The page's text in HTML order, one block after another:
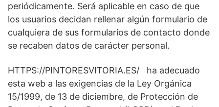
periódicamente. Será aplicable en caso de que
los usuarios decidan rellenar algún formulario de
cualquiera de sus formularios de contacto donde
se recaben datos de carácter personal.
HTTPS://PINTORESVITORIA.ES/ ha adecuado
esta web a las exigencias de la Ley Orgánica
15/1999, de 13 de diciembre, de Protección de